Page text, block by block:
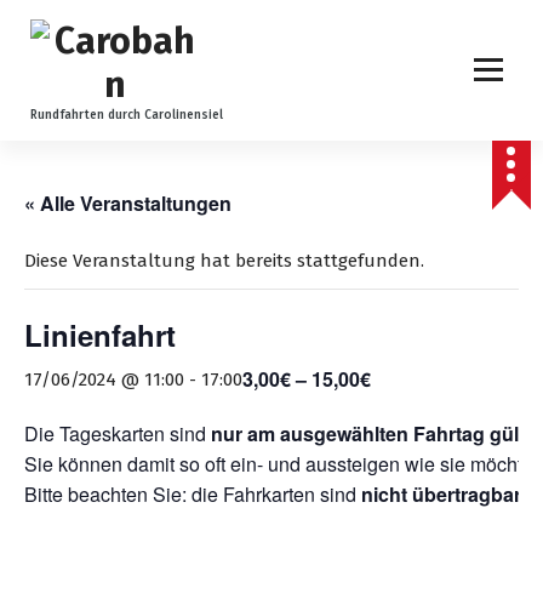
Rundfahrten durch Carolinensiel
« Alle Veranstaltungen
Diese Veranstaltung hat bereits stattgefunden.
Linienfahrt
17/06/2024 @ 11:00 - 17:003,00€ – 15,00€
Die Tageskarten sind nur am ausgewählten Fahrtag
Sie können damit so oft ein- und aussteigen wie sie
Bitte beachten Sie: die Fahrkarten sind nicht übertragbar